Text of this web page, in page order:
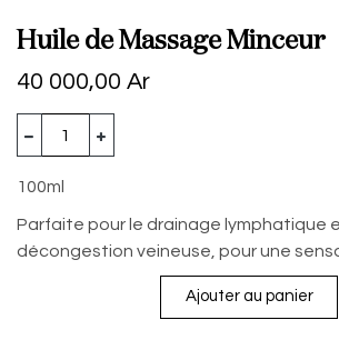
Huile de Massage Minceur
40 000,00 Ar
100ml
Parfaite pour le drainage lymphatique
décongestion veineuse, pour une
Ajouter au panier